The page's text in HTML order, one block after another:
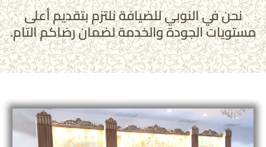
نحن في النوبي للضيافة نلتزم بتقديم أعلى
مستويات الجودة والخدمة لضمان رضاكم التام.